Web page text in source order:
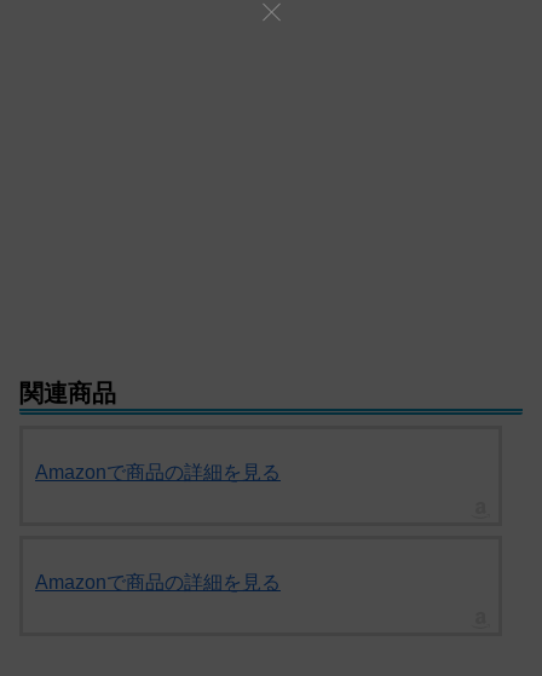
関連商品
Amazonで商品の詳細を見る
Amazonで商品の詳細を見る